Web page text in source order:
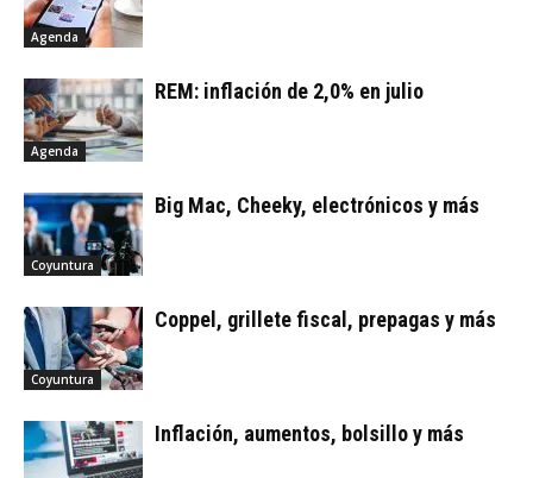
Agenda
Agenda
REM: inflación de 2,0% en julio
Coyuntura
Big Mac, Cheeky, electrónicos y más
Coyuntura
Coppel, grillete fiscal, prepagas y más
Inflación, aumentos, bolsillo y más